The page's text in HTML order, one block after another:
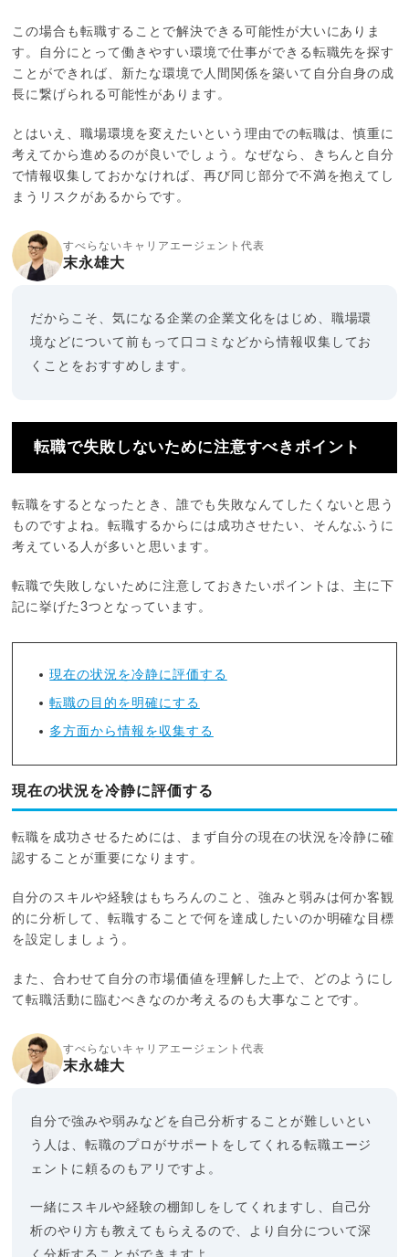
この場合も転職することで解決できる可能性が大いにありま
す。自分にとって働きやすい環境で仕事ができる転職先を探す
ことができれば、新たな環境で人間関係を築いて自分自身の成
長に繋げられる可能性があります。
とはいえ、職場環境を変えたいという理由での転職は、慎重に
考えてから進めるのが良いでしょう。なぜなら、きちんと自分
で情報収集しておかなければ、再び同じ部分で不満を抱えてし
まうリスクがあるからです。
すべらないキャリアエージェント代表
末永雄大
だからこそ、気になる企業の企業文化をはじめ、職場環
境などについて前もって口コミなどから情報収集してお
くことをおすすめします。
転職で失敗しないために注意すべきポイント
転職をするとなったとき、誰でも失敗なんてしたくないと思う
ものですよね。転職するからには成功させたい、そんなふうに
考えている人が多いと思います。
転職で失敗しないために注意しておきたいポイントは、主に下
記に挙げた3つとなっています。
現在の状況を冷静に評価する
転職の目的を明確にする
多方面から情報を収集する
現在の状況を冷静に評価する
転職を成功させるためには、まず自分の現在の状況を冷静に確
認することが重要になります。
自分のスキルや経験はもちろんのこと、強みと弱みは何か客観
的に分析して、転職することで何を達成したいのか明確な目標
を設定しましょう。
また、合わせて自分の市場価値を理解した上で、どのようにし
て転職活動に臨むべきなのか考えるのも大事なことです。
すべらないキャリアエージェント代表
末永雄大
自分で強みや弱みなどを自己分析することが難しいとい
う人は、転職のプロがサポートをしてくれる転職エージ
ェントに頼るのもアリですよ。
一緒にスキルや経験の棚卸しをしてくれますし、自己分
析のやり方も教えてもらえるので、より自分について深